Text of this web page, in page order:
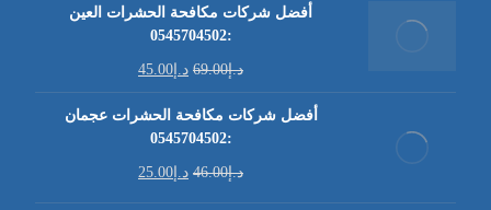
أفضل شركات مكافحة الحشرات العين
:0545704502
د.إ69.00 د.إ 45.00
أفضل شركات مكافحة الحشرات عجمان
:0545704502
د.إ46.00 د.إ 25.00